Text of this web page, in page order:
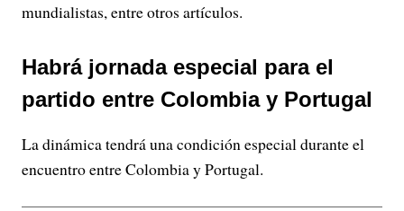
mundialistas, entre otros artículos.
Habrá jornada especial para el
partido entre Colombia y Portugal
La dinámica tendrá una condición especial durante el
encuentro entre Colombia y Portugal.